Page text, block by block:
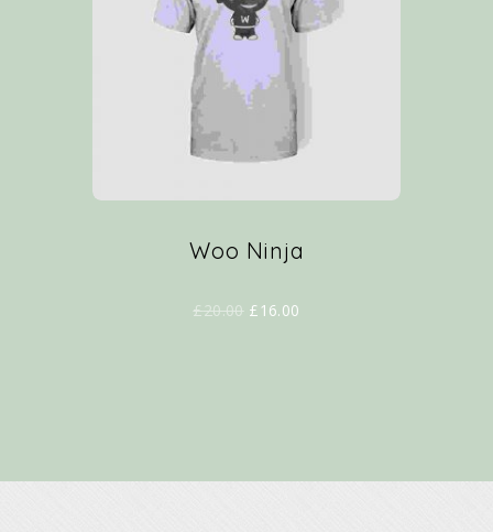
Woo Ninja
£20.00 £ 16.00